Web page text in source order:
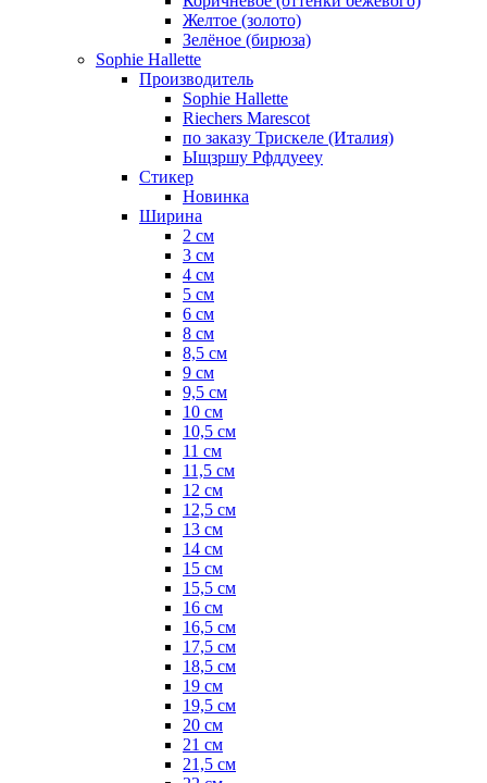
Желтое (золото)
Зелёное (бирюза)
Sophie Hallette
Производитель
Sophie Hallette
Riechers Marescot
по заказу Трискеле (Италия)
Ыщзршу Рфддуееу
Стикер
Новинка
Ширина
2 см
3 см
4 см
5 см
6 см
8 см
8,5 см
9 см
9,5 см
10 см
10,5 см
11 см
11,5 см
12 см
12,5 см
13 см
14 см
15 см
15,5 см
16 см
16,5 см
17,5 см
18,5 см
19 см
19,5 см
20 см
21 см
21,5 см